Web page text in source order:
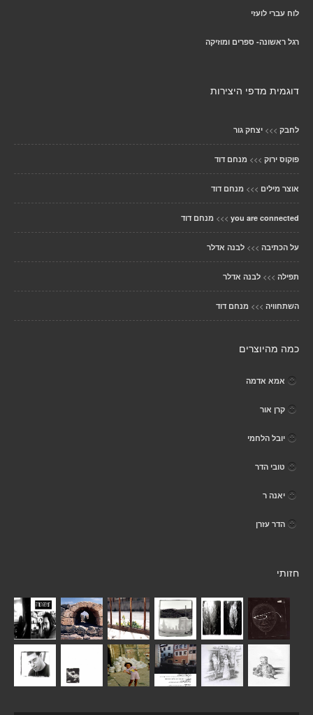
לוח עברי לועזי
רגל ראשונה- ספרים ומוזיקה
דוגמית מדפי היצירות
לחבק >>> יצחק גור
פוקוס ירוק >>> מנחם דוד
אוצר מילים >>> מנחם דוד
you are connected
>>> מנחם דוד
על הכתיבה >>> לבנה אדלר
תפילה >>> לבנה אדלר
השתחוויה >>> מנחם דוד
כמה מהיוצרים
אמא אדמה
קרן אור
יובל הלחמי
טובי הדר
יאנה ר
הדר עזרן
חזותי